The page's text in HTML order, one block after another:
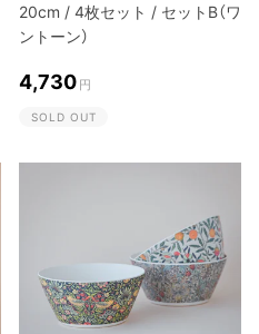
20cm / 4枚セット / セットB（ワ
ントーン）
4,730 円
SOLD OUT